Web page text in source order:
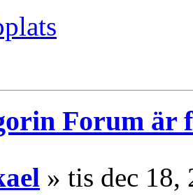
Forum är
» tis dec 18,